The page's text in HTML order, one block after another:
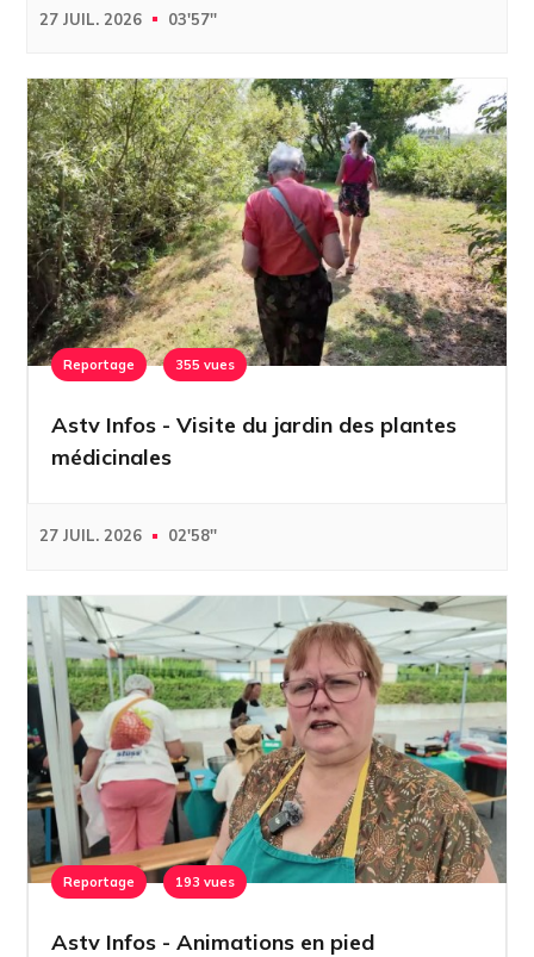
27 JUIL. 2026 03'57''
Reportage 355 vues
Astv Infos - Visite du jardin des plantes
médicinales
27 JUIL. 2026 02'58''
Reportage 193 vues
Astv Infos - Animations en pied